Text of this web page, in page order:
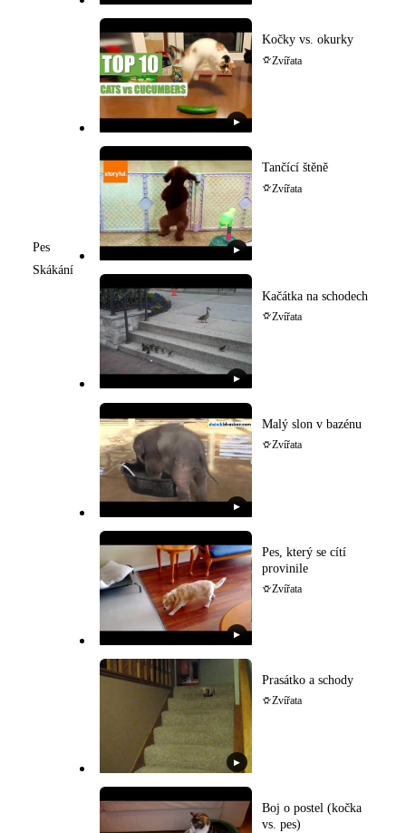
Pes
Skákání
▶
Kočky vs. okurky
Zvířata
▶
Tančící štěně
Zvířata
▶
Kačátka na schodech
Zvířata
▶
Malý slon v bazénu
Zvířata
▶
Pes, který se cítí
provinile
Zvířata
▶
Prasátko a schody
Zvířata
Boj o postel (kočka
vs. pes)